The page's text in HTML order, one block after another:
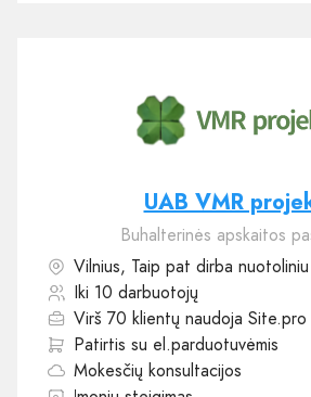
UAB VMR
Buhalterinės apskaitos
Vilnius, Taip pat dirba
Iki 10 darbuotojų
Virš 70 klientų naudoja Site.pro
Patirtis su el.parduotuvėmis
Mokesčių konsultacijos